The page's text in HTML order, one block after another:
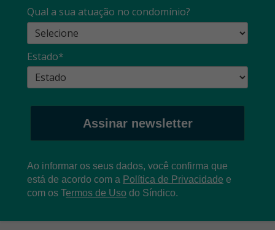
Qual a sua atuação no condomínio?
Estado*
Assinar newsletter
Ao informar os seus dados, você confirma que
está de acordo com a Política de Privacidade e
com os Termos de Uso do Síndico.